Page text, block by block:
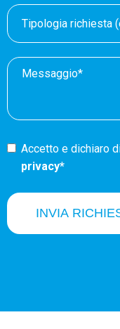
Accetto e dichiaro
privacy*
INVIA